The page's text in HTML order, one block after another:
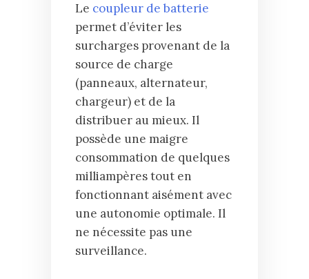
Le coupleur de batterie
permet d’éviter les
surcharges provenant de la
source de charge
(panneaux, alternateur,
chargeur) et de la
distribuer au mieux. Il
possède une maigre
consommation de quelques
milliampères tout en
fonctionnant aisément avec
une autonomie optimale. Il
ne nécessite pas une
surveillance.